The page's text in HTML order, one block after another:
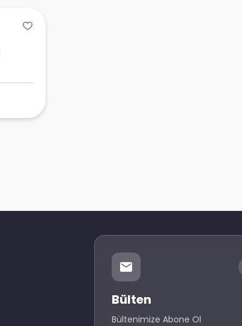
Bülten
Bültenimize Abone Ol